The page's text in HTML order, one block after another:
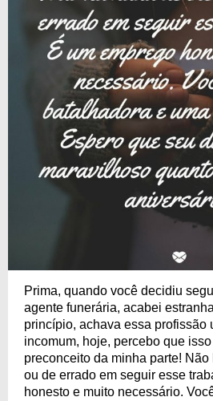
Prima, quando você decidiu
agente funerária, acabei
princípio, achava essa profissão
incomum, hoje, percebo que
preconceito da minha parte!
ou de errado em seguir esse
honesto e muito necessário.